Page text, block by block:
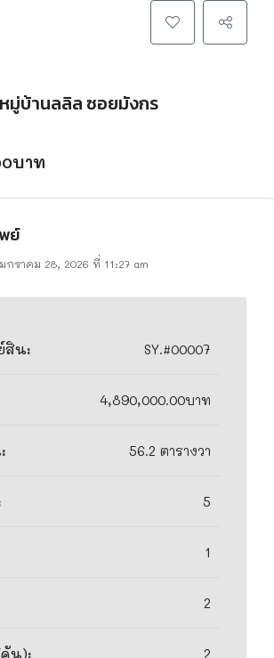
มู่บ้านลลิล ซอยมังกร
บาท
ย์
ราคม 28, 2026 ที่ 11:27 am
สิน: SY.#00007
4,890,000.00บาท
56.2 ตารางวา
5
1
2
น): 2